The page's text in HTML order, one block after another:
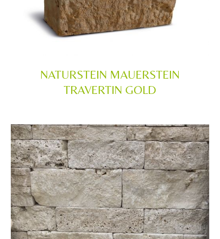
NATURSTEIN MAUERSTEIN
TRAVERTIN GOLD